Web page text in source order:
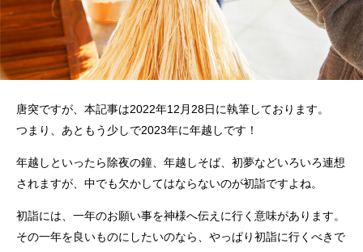
唐突ですが、本記事は2022年12月28日に執筆しております。
つまり、あともう少しで2023年に年越しです！
年越しといったら除夜の鐘、年越しそば、初夢などいろいろ連想
されますが、中でも欠かしてはならないのが初詣ですよね。
初詣には、一年のお願い事を神様へ伝えに行く意味があります。
その一年を良いものにしたいのなら、やっぱり初詣に行くべきで